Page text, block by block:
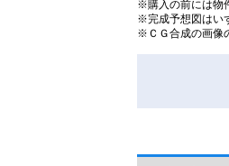
※購入の前には物
※完成予想図はい
※ＣＧ合成の画像